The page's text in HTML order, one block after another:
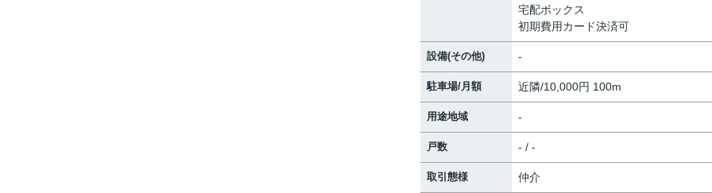
宅配ボックス
初期費用カード決済可
設備(その他) -
駐車場/月額 近隣/10,000円 100m
用途地域 -
戸数 - / -
取引態様 仲介